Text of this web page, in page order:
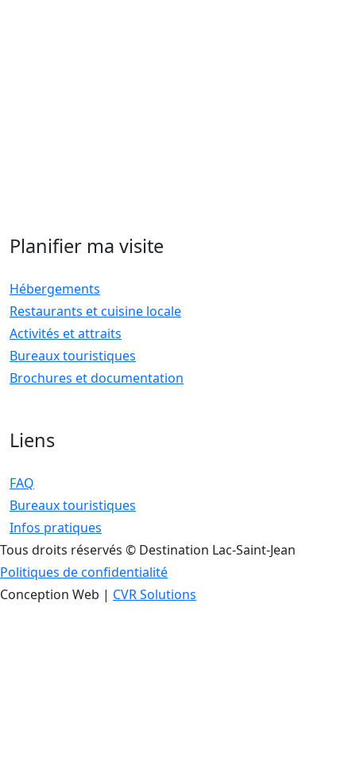
Planifier ma visite
Hébergements
Restaurants et cuisine locale
Activités et attraits
Bureaux touristiques
Brochures et documentation
Liens
FAQ
Bureaux touristiques
Infos pratiques
Tous droits réservés © Destination Lac-Saint-Jean
Politiques de confidentialité
Conception Web | CVR Solutions